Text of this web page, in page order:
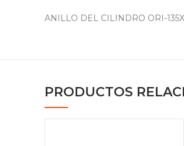
ANILLO DEL CILINDRO ORI-
PRODUCTOS